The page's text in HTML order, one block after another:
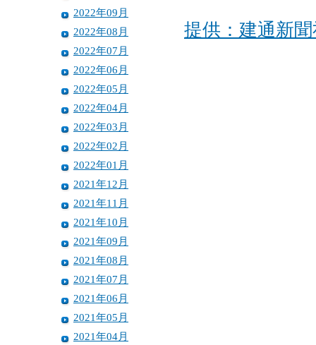
2022年09月
2022年08月
2022年07月
2022年06月
2022年05月
2022年04月
2022年03月
2022年02月
2022年01月
2021年12月
2021年11月
2021年10月
2021年09月
2021年08月
2021年07月
2021年06月
2021年05月
2021年04月
提供：建通新